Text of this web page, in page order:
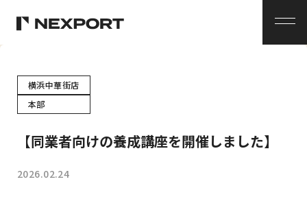
メ
横浜中華街店
本部
【同業者向けの養成講座を開催しました】
2026.02.24